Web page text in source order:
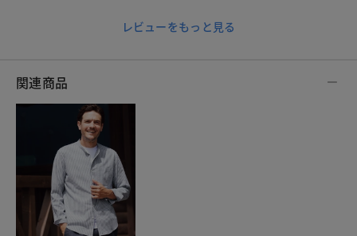
レビューをもっと見る
関連商品